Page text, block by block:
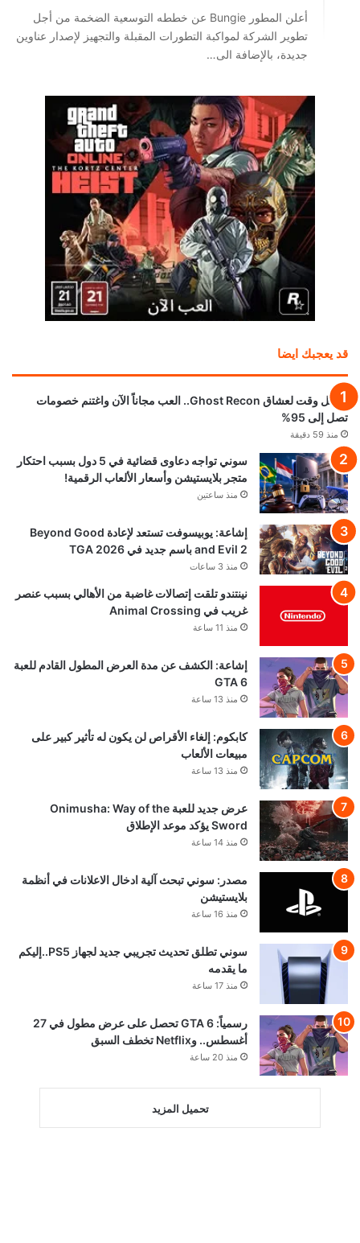
أعلن المطور Bungie عن خططه التوسعية الضخمة من أجل
تطوير الشركة لمواكبة التطورات المقبلة والتجهيز لإصدار عناوين
جديدة، بالإضافة الى…
قد يعجبك ايضا
أفضل وقت لعشاق Ghost Recon.. العب مجاناً الآن واغتنم خصومات
تصل إلى 95%
منذ 59 دقيقة
سوني تواجه دعاوى قضائية في 5 دول بسبب احتكار
متجر بلايستيشن وأسعار الألعاب الرقمية!
منذ ساعتين
إشاعة: يوبيسوفت تستعد لإعادة Beyond Good
and Evil 2 باسم جديد في TGA 2026
منذ 3 ساعات
نينتندو تلقت إتصالات غاضبة من الأهالي بسبب عنصر
غريب في Animal Crossing
منذ 11 ساعة
إشاعة: الكشف عن مدة العرض المطول القادم للعبة
GTA 6
منذ 13 ساعة
كابكوم: إلغاء الأقراص لن يكون له تأثير كبير على
مبيعات الألعاب
منذ 13 ساعة
عرض جديد للعبة Onimusha: Way of the
Sword يؤكد موعد الإطلاق
منذ 14 ساعة
مصدر: سوني تبحث آلية ادخال الاعلانات في أنظمة
بلايستيشن
منذ 16 ساعة
سوني تطلق تحديث تجريبي جديد لجهاز PS5..إليكم
ما يقدمه
منذ 17 ساعة
رسمياً: GTA 6 تحصل على عرض مطول في 27
أغسطس.. وNetflix تخطف السبق
منذ 20 ساعة
تحميل المزيد